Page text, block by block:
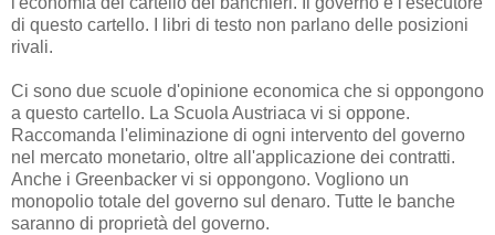
di questo cartello. I libri di testo non parlano delle posizioni
rivali.
Ci sono due scuole d'opinione economica che si oppongono
a questo cartello. La Scuola Austriaca vi si oppone.
Raccomanda l'eliminazione di ogni intervento del governo
nel mercato monetario, oltre all'applicazione dei contratti.
Anche i Greenbacker vi si oppongono. Vogliono un
monopolio totale del governo sul denaro. Tutte le banche
saranno di proprietà del governo.